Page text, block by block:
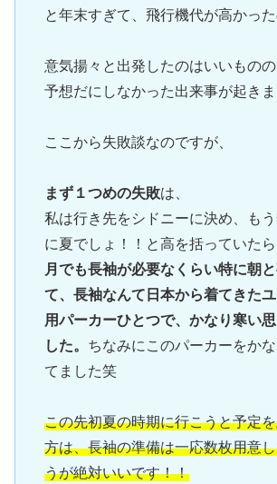
と年末すぎて、飛行機代が高かった
意気揚々と出発したのはいいもの
予想だにしなかった出来事が起きま
ここから失敗談なのですが、
まず１つめの失敗は、
私は行き先をシドニーに決め、も
に夏でしょ！！と高を括っていた
月でも長袖が必要なくらい特に朝と
て、長袖なんて日本から着てきた
用パーカーひとつで、かなり寒い
した。 ちなみにこのパーカーをか
てました笑
この先初夏の時期に行こうと予定
方は、長袖の準備は一応数枚用意
うが絶対いいです！！